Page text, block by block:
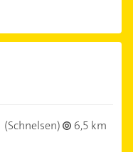
(Schnelsen)
6,5 km